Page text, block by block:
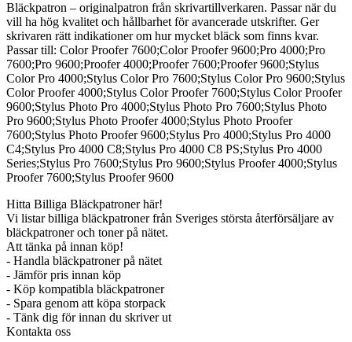
Bläckpatron – originalpatron från skrivartillverkaren. Passar när du
vill ha hög kvalitet och hållbarhet för avancerade utskrifter. Ger
skrivaren rätt indikationer om hur mycket bläck som finns kvar.
Passar till: Color Proofer 7600;Color Proofer 9600;Pro 4000;Pro
7600;Pro 9600;Proofer 4000;Proofer 7600;Proofer 9600;Stylus
Color Pro 4000;Stylus Color Pro 7600;Stylus Color Pro 9600;Stylus
Color Proofer 4000;Stylus Color Proofer 7600;Stylus Color Proofer
9600;Stylus Photo Pro 4000;Stylus Photo Pro 7600;Stylus Photo
Pro 9600;Stylus Photo Proofer 4000;Stylus Photo Proofer
7600;Stylus Photo Proofer 9600;Stylus Pro 4000;Stylus Pro 4000
C4;Stylus Pro 4000 C8;Stylus Pro 4000 C8 PS;Stylus Pro 4000
Series;Stylus Pro 7600;Stylus Pro 9600;Stylus Proofer 4000;Stylus
Proofer 7600;Stylus Proofer 9600
Hitta Billiga Bläckpatroner här!
Vi listar billiga bläckpatroner från Sveriges största återförsäljare av
bläckpatroner och toner på nätet.
Att tänka på innan köp!
- Handla bläckpatroner på nätet
- Jämför pris innan köp
- Köp kompatibla bläckpatroner
- Spara genom att köpa storpack
- Tänk dig för innan du skriver ut
Kontakta oss